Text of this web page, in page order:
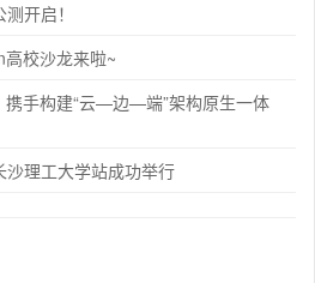
开启！
高校沙龙来啦~
携手构建“云—边—端”架构原生一体
理工大学站成功举行